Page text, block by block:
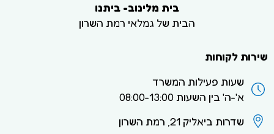
בית מלינוב- ביתנו
הבית של גמלאי רמת השרון
שירות לקוחות
שעות פעילות המשרד
א'-ה' בין השעות 08:00-13:00
שדרות ביאליק 21, רמת השרון